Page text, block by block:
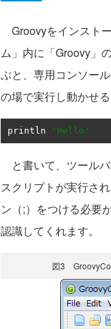
Groovyをインスト
ム」内に「Groovy」
ぶと、専用コンソー
の場で実行し動かせ
println 'Hello'
と書いて、ツールバ
スクリプトが実行さ
ン（;）をつける必要
認識してくれます。
図3